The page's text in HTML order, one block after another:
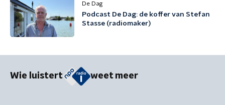
De Dag
Podcast De Dag: de koffer van Stefan
Stasse (radiomaker)
Wie luistert weet meer